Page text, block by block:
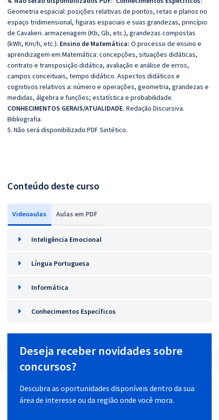
Geometria espacial: posições relativas de pontos, retas e planos no
espaço tridimensional, figuras espaciais e suas grandezas, princípio
de Cavalieri. armazenagem (Kb, Gb, etc.), grandezas compostas
(kWh, Km/h, etc.). Ensino de Matemática: O processo de ensino e
aprendizagem em Matemática: concepções, situações didáticas,
contrato e transposição didática, avaliação e análise de erros,
campos conceituais, tempo didático. Aspectos didáticos e
cognitivos relativos a: número e operações, geometria, grandezas e
medidas, álgebra e funções; estatística e probabilidade.
CONHECIMENTOS GERAIS/ATUALIDADE. Redação Discursiva.
Bibliografia.
5. Não será disponibilizado PDF Sintético.
Conteúdo deste curso
Videoaulas Aulas em PDF
Inteligência Emocional
Língua Portuguesa
Informática
Conhecimentos Específicos
Deseja receber novidades sobre
concursos?
Descubra as oportunidades disponíveis dentro da sua
área de interesse ou da região onde você mora.